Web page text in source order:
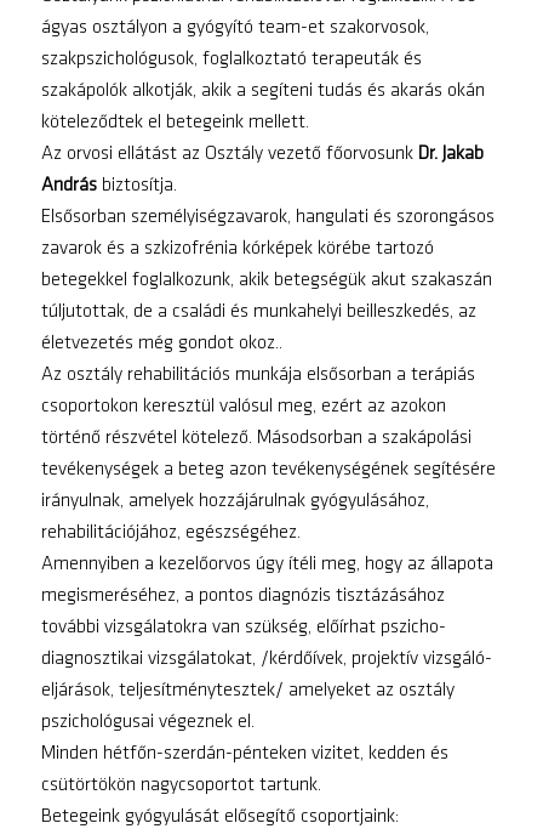
ágyas osztályon a gyógyító team-et szakorvosok,
szakpszichológusok, foglalkoztató terapeuták és
szakápolók alkotják, akik a segíteni tudás és akarás okán
köteleződtek el betegeink mellett.
Az orvosi ellátást az Osztály vezető főorvosunk Dr. Jakab
Andrásbiztosítja.
Elsősorban személyiségzavarok, hangulati és szorongásos
zavarok és a szkizofrénia kórképek körébe tartozó
betegekkel foglalkozunk, akik betegségük akut szakaszán
túljutottak, de a családi és munkahelyi beilleszkedés, az
életvezetés még gondot okoz..
Az osztály rehabilitációs munkája elsősorban a terápiás
csoportokon keresztül valósul meg, ezért az azokon
történő részvétel kötelező. Másodsorban a szakápolási
tevékenységek a beteg azon tevékenységének segítésére
irányulnak, amelyek hozzájárulnak gyógyulásához,
rehabilitációjához, egészségéhez.
Amennyiben a kezelőorvos úgy ítéli meg, hogy az állapota
megismeréséhez, a pontos diagnózis tisztázásához
további vizsgálatokra van szükség, előírhat pszicho-
diagnosztikai vizsgálatokat, /kérdőívek, projektív vizsgáló-
eljárások, teljesítménytesztek/ amelyeket az osztály
pszichológusai végeznek el.
Minden hétfőn-szerdán-pénteken vizitet, kedden és
csütörtökön nagycsoportot tartunk.
Betegeink gyógyulását elősegítő csoportjaink: